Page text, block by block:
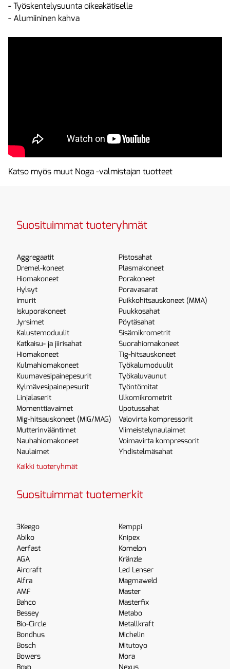
- Työskentelysuunta oikeakätiselle
- Alumiininen kahva
Katso myös muut Noga -valmistajan tuotteet
Suosituimmat tuoteryhmät
Aggregaatit
Dremel-koneet
Hiomakoneet
Hylsyt
Imurit
Iskuporakoneet
Jyrsimet
Kalustemoduulit
Katkaisu- ja jiirisahat
Hiomakoneet
Kulmahiomakoneet
Kuumavesipainepesurit
Kylmävesipainepesurit
Linjalaserit
Momenttiavaimet
Mig-hitsauskoneet (MIG/MAG)
Mutterinvääntimet
Nauhahiomakoneet
Naulaimet
Pistosahat
Plasmakoneet
Porakoneet
Poravasarat
Puikkohitsauskoneet (MMA)
Puukkosahat
Pöytäsahat
Sisämikrometrit
Suorahiomakoneet
Tig-hitsauskoneet
Työkalumoduulit
Työkaluvaunut
Työntömitat
Ulkomikrometrit
Upotussahat
Valovirta kompressorit
Viimeistelynaulaimet
Voimavirta kompressorit
Yhdistelmäsahat
Kaikki tuoteryhmät
Suosituimmat tuotemerkit
3Keego
Abiko
Aerfast
AGA
Aircraft
Alfra
AMF
Bahco
Bessey
Bio-Circle
Bondhus
Bosch
Bowers
Kemppi
Knipex
Komelon
Kränzle
Led Lenser
Magmaweld
Master
Masterfix
Metabo
Metallkraft
Michelin
Mitutoyo
Mora